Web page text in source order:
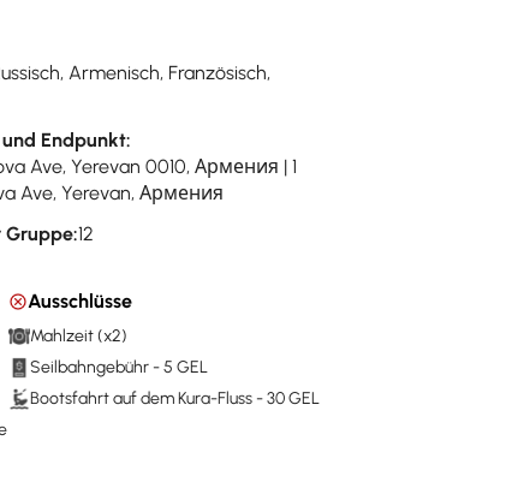
Armenisch, Französisch,
Endpunkt:
Ave, Yerevan 0010, Армения | 1
Ave, Yerevan, Армения
Gruppe:12
Ausschlüsse
Mahlzeit (x2)
Seilbahngebühr - 5 GEL
Bootsfahrt auf dem Kura-Fluss - 30 GEL